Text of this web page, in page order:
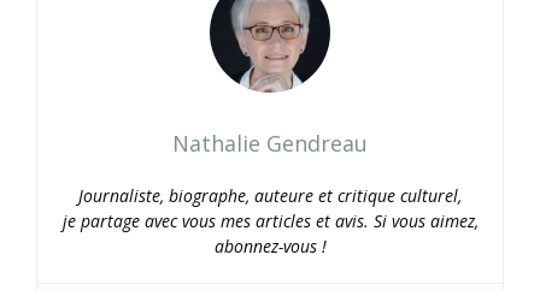
Nathalie Gendreau
Journaliste, biographe, auteure et critique culturel,
je partage avec vous mes articles et avis. Si vous aimez,
abonnez-vous !